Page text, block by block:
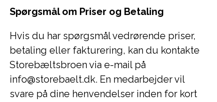
Spørgsmål om Priser og Betaling
Hvis du har spørgsmål vedrørende priser,
betaling eller fakturering, kan du kontakte
Storebæltsbroen via e-mail på
info@storebaelt.dk. En medarbejder vil
svare på dine henvendelser inden for kort